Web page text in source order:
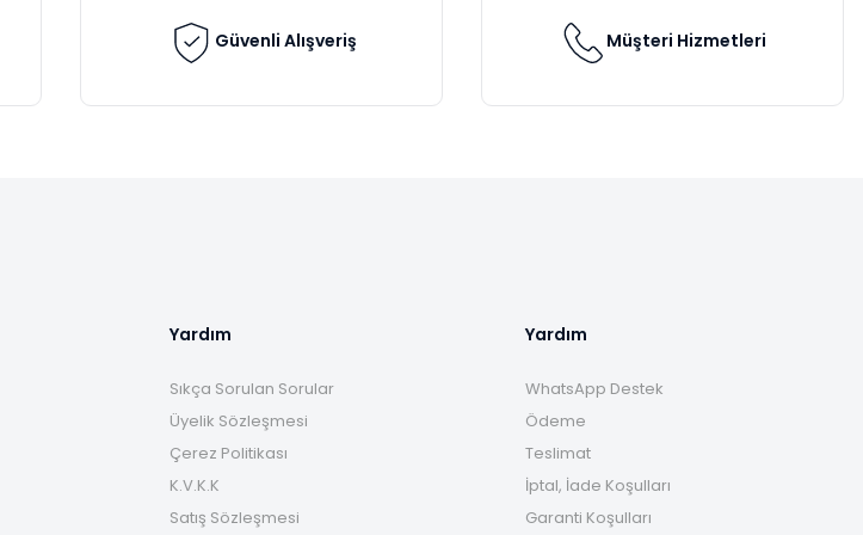
Güvenli Alışveriş Müşteri Hizmetleri
Yardım
Sıkça Sorulan Sorular
Üyelik Sözleşmesi
Çerez Politikası
K.V.K.K
Satış Sözleşmesi
Yardım
WhatsApp Destek
Ödeme
Teslimat
İptal, İade Koşulları
Garanti Koşulları